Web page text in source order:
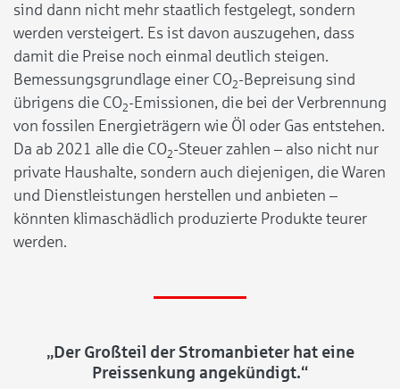
sind dann nicht mehr staatlich festgelegt, sondern
werden versteigert. Es ist davon auszugehen, dass
damit die Preise noch einmal deutlich steigen.
Bemessungsgrundlage einer CO2-Bepreisung sind
übrigens die CO2-Emissionen, die bei der Verbrennung
von fossilen Energieträgern wie Öl oder Gas entstehen.
Da ab 2021 alle die CO2-Steuer zahlen – also nicht nur
private Haushalte, sondern auch diejenigen, die Waren
und Dienstleistungen herstellen und anbieten –
könnten klimaschädlich produzierte Produkte teurer
werden.
„Der Großteil der Stromanbieter hat eine
Preissenkung angekündigt.“